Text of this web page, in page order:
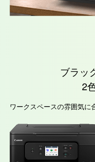
ブラッ
2
ワークスペースの雰囲気に